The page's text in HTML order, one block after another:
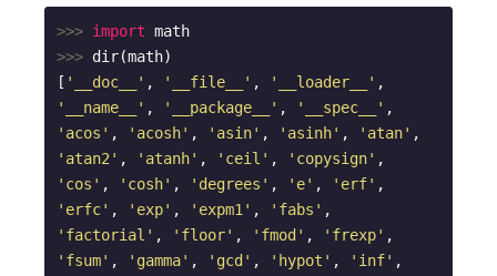
>>> import
>>> dir(math)
[ '__doc__' , '__file__' , '__loader__'
'__name__' , '__package__' , '__spec__'
'acos' , 'acosh' , 'asin' , 'asinh' , 'atan'
'atan2' , 'atanh' , 'ceil' , 'copysign'
'cos' , 'cosh' , 'degrees' , 'e' , 'erf'
'erfc' , 'exp' , 'expm1' , 'fabs'
'factorial' , 'floor' , 'fmod' , 'frexp'
'fsum' , 'gamma' , 'gcd' , 'hypot' , 'inf'